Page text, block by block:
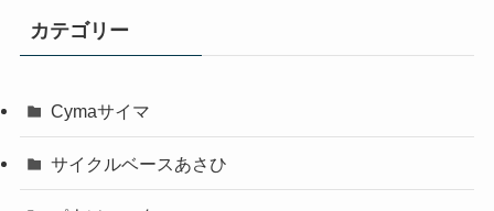
カテゴリー
Cymaサイマ
サイクルベースあさひ